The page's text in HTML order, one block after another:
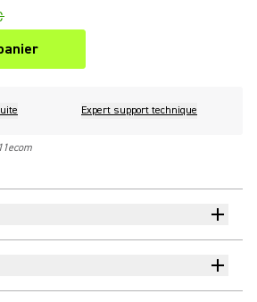
Expert support technique